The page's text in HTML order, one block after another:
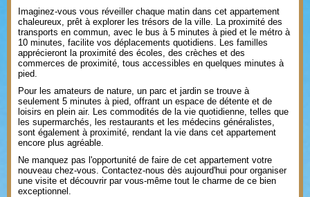
Imaginez-vous vous réveiller chaque matin dans cet appartement
chaleureux, prêt à explorer les trésors de la ville. La proximité des
transports en commun, avec le bus à 5 minutes à pied et le métro à
10 minutes, facilite vos déplacements quotidiens. Les familles
apprécieront la proximité des écoles, des crèches et des
commerces de proximité, tous accessibles en quelques minutes à
pied.
Pour les amateurs de nature, un parc et jardin se trouve à
seulement 5 minutes à pied, offrant un espace de détente et de
loisirs en plein air. Les commodités de la vie quotidienne, telles que
les supermarchés, les restaurants et les médecins généralistes,
sont également à proximité, rendant la vie dans cet appartement
encore plus agréable.
Ne manquez pas l'opportunité de faire de cet appartement votre
nouveau chez-vous. Contactez-nous dès aujourd'hui pour organiser
une visite et découvrir par vous-même tout le charme de ce bien
exceptionnel.